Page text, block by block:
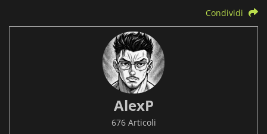
Condividi
AlexP
676 Articoli